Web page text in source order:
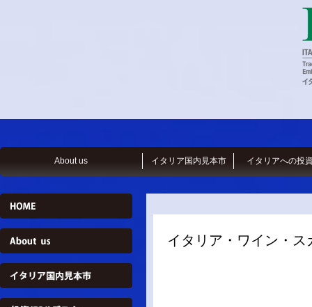
About us イタリア国内見本市 イタリアへの投
イタリア・ワイン・